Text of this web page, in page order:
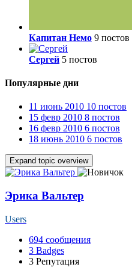
Капитан Немо 9 постов
Сергей 5 постов
Популярные дни
11 июнь 2010 10 постов
15 февр 2010 8 постов
16 февр 2010 6 постов
18 июнь 2010 6 постов
Expand topic overview
Эрика Вальтер
Users
694 сообщения
3 Badges
3 Репутация